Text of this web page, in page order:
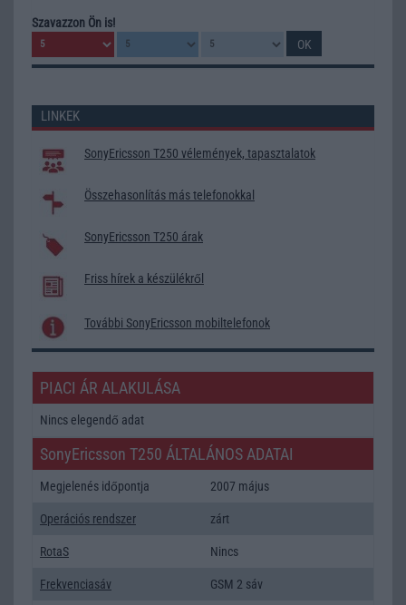
Szavazzon Ön is!
LINKEK
SonyEricsson T250 vélemények, tapasztalatok
Összehasonlítás más telefonokkal
SonyEricsson T250 árak
Friss hírek a készülékről
További SonyEricsson mobiltelefonok
PIACI ÁR ALAKULÁSA
Nincs elegendő adat
SonyEricsson T250 ÁLTALÁNOS ADATAI
Megjelenés időpontja 2007 május
Operációs rendszer zárt
RotaS Nincs
Frekvenciasáv GSM 2 sáv